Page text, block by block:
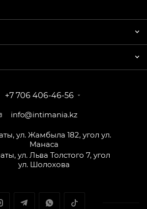
+7 706 406-46-56
info@intimania.kz
ул. Жамбыла 182, угол ул.
Манаса
ул. Льва Толстого 7, угол
ул. Шолохова